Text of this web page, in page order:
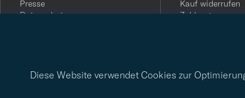
Diese Website verwendet Cookies zur
Presse
Datenschutz
Kauf widerrufen
Zahlung